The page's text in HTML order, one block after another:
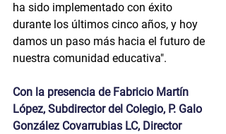
ha sido implementado con éxito
durante los últimos cinco años, y hoy
damos un paso más hacia el futuro de
nuestra comunidad educativa".
Con la presencia de Fabricio Martín
López, Subdirector del Colegio, P. Galo
González Covarrubias LC, Director